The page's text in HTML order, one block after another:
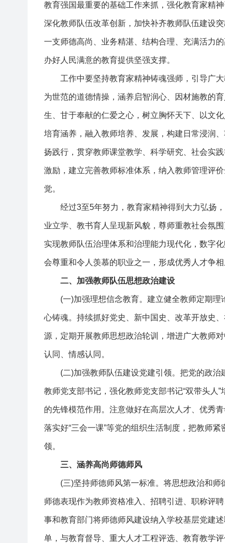
教育强国最重要的基础工作来抓，强化教育家精
深化教师队伍改革创新，加快补齐教师队伍建设
一支师德高尚、业务精湛、结构合理、充满活力
办好人民满意的教育提供坚强支撑。
工作中要坚持教育家精神铸魂强师，引导广大
为世范的道德情操，涵养启智润心、因材施教的
生、甘于奉献的仁爱之心，树立胸怀天下、以文
培育涵养，融入教师培养、发展，构建日常浸润
扬践行，贯穿教师课堂教学、科学研究、社会实
激励，建立完善教师标准体系，纳入教师管理评
觉。
经过3至5年努力，教育家精神得到大力弘扬，
业立学、教书育人呈现新风貌，尊师重教社会氛
实现教师队伍治理体系和治理能力现代化，数字
会尊重和令人羡慕的职业之一，形成优秀人才争
二、加强教师队伍思想政治建设
(一)加强理想信念教育。建立健全教师定期理
心铸魂。持续抓好党史、新中国史、改革开放史
源，定期开展教师思想政治轮训，增进广大教师
认同、情感认同。
(二)加强教师队伍建设党建引领。把党的政治
教师党支部书记，强化教师党支部书记“双带头人
的先锋模范作用。注意做好在高层次人才、优秀
落实好“三会一课”等党的组织生活制度，把教师
领。
三、涵养高尚师德师风
(三)坚持师德师风第一标准。将思想政治和师
师德表现作为教师资格准入、招聘引进、职称评
事和教育部门将师德师风建设纳入学校基层党建
单，与教育督导、重大人才工程评选、教育教学